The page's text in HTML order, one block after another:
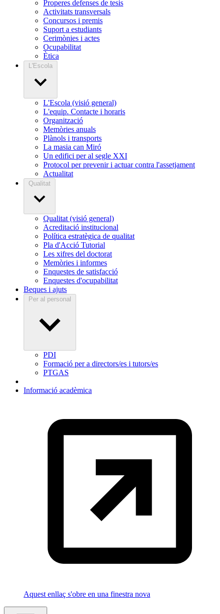
Properes defenses de tesis
Activitats transversals
Concursos i premis
Suport a estudiants
Cerimònies i actes
Ocupabilitat
Ètica
L'Escola
L'Escola (visió general)
L'equip. Contacte i horaris
Organització
Memòries anuals
Plànols i transports
La masia can Miró
Un edifici per al segle XXI
Protocol per prevenir i actuar contra l'assetjament
Actualitat
Qualitat
Qualitat (visió general)
Acreditació institucional
Política estratègica de qualitat
Pla d'Acció Tutorial
Les xifres del doctorat
Memòries i informes
Enquestes de satisfacció
Enquestes d'ocupabilitat
Beques i ajuts
Per al personal
PDI
Formació per a directors/es i tutors/es
PTGAS
Informació acadèmica
Aquest enllaç s'obre en una finestra nova